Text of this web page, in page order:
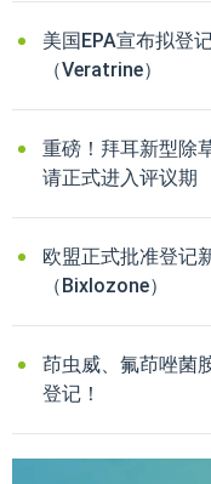
美国EPA宣布拟登
（Veratrine）
重磅！拜耳新型除
请正式进入评议期
欧盟正式批准登记
（Bixlozone）
茚虫威、氟茚唑菌
登记！